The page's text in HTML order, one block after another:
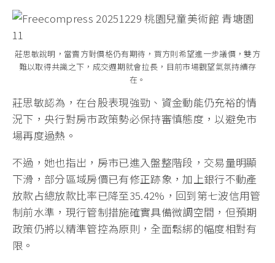
莊思敏說明，當賣方對價格仍有期待，買方則希望進一步議價，雙方
難以取得共識之下，成交週期就會拉長，目前市場觀望氣氛持續存
在。
莊思敏認為，在台股表現強勁、資金動能仍充裕的情
況下，央行對房市政策勢必保持審慎態度，以避免市
場再度過熱。
不過，她也指出，房市已進入盤整階段，交易量明顯
下滑，部分區域房價已有修正跡象，加上銀行不動產
放款占總放款比率已降至35.42%，回到第七波信用管
制前水準，現行管制措施確實具備微調空間，但預期
政策仍將以精準管控為原則，全面鬆綁的幅度相對有
限。